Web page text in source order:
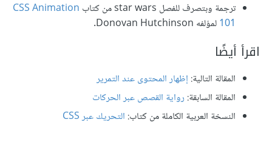
ترجمة وبتصرف للفصل star wars من كتاب
CSS Animation
101لمؤلفه Donovan Hutchinson.
اقرأ أيضًا
المقالة التالية: إظهار المحتوى عند التمرير
المقالة السابقة: رواية القصص عبر الحركات
النسخة العربية الكاملة من كتاب: التحريك عبر CSS